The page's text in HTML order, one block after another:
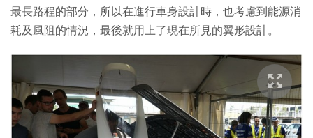
最長路程的部分，所以在進行車身設計時，也考慮到能源消
耗及風阻的情況，最後就用上了現在所見的翼形設計。